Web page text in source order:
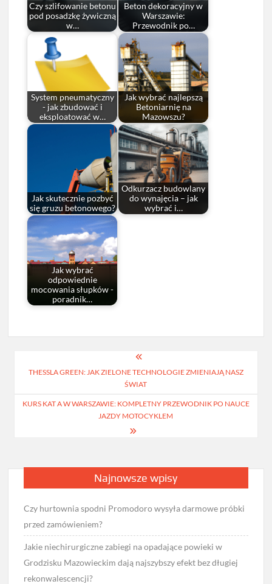
Czy szlifowanie betonu
pod posadzkę żywiczną
w…
Beton dekoracyjny w
Warszawie:
Przewodnik po…
System pneumatyczny
- jak zbudować i
eksploatować w…
Jak wybrać najlepszą
Betoniarnię na
Mazowszu?
Jak skutecznie pozbyć
się gruzu betonowego?
Odkurzacz budowlany
do wynajęcia – jak
wybrać i…
Jak wybrać
odpowiednie
mocowania słupków -
poradnik…
wpisu
THESSLA GREEN: JAK ZIELONE TECHNOLOGIE ZMIENIAJĄ NASZ
ŚWIAT
KURS KAT A W WARSZAWIE: KOMPLETNY PRZEWODNIK PO NAUCE
JAZDY MOTOCYKLEM
Najnowsze wpisy
Czy hurtownia spodni Promodoro wysyła darmowe próbki
przed zamówieniem?
Jakie niechirurgiczne zabiegi na opadające powieki w
Grodzisku Mazowieckim dają najszybszy efekt bez długiej
rekonwalescencji?